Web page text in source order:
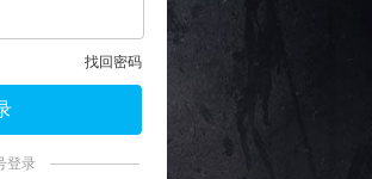
找回密码
登录